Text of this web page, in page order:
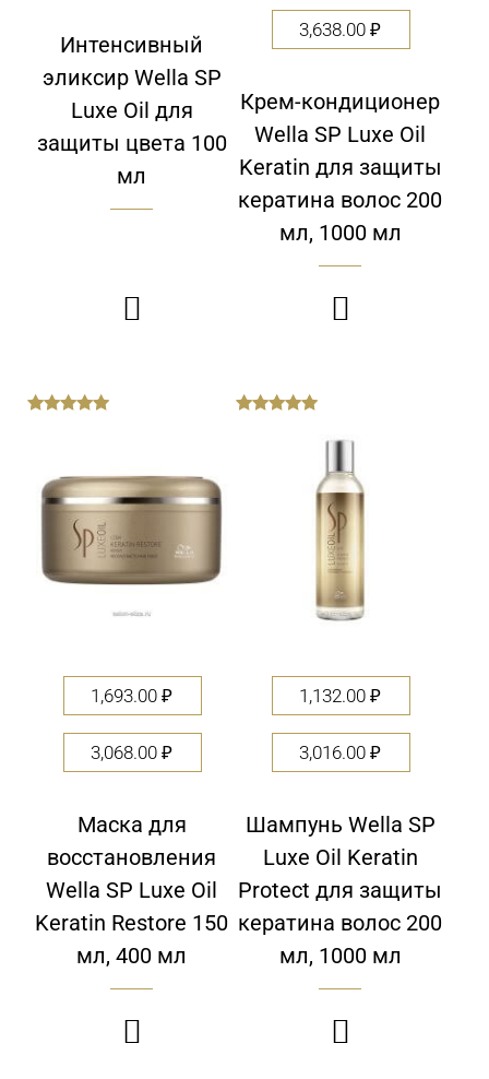
Интенсивный
эликсир Wella SP
Luxe Oil для
защиты цвета 100
мл

3,638.00₽
Крем-кондиционер
Wella SP Luxe Oil
Keratin для защиты
кератина волос 200
мл, 1000 мл

1,693.00₽
3,068.00₽
Маска для
восстановления
Wella SP Luxe Oil
Keratin Restore 150
мл, 400 мл

1,132.00₽
3,016.00₽
Шампунь Wella SP
Luxe Oil Keratin
Protect для защиты
кератина волос 200
мл, 1000 мл
